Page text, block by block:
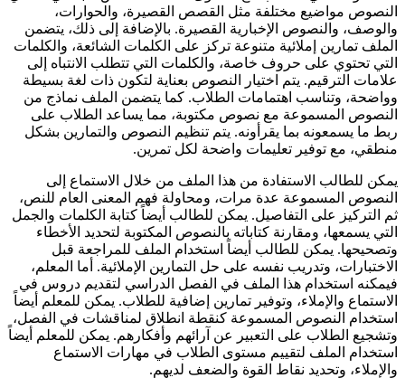
النصوص مواضيع مختلفة مثل القصص القصيرة، والحوارات،
والوصف، والنصوص الإخبارية القصيرة. بالإضافة إلى ذلك، يتضمن
الملف تمارين إملائية متنوعة تركز على الكلمات الشائعة، والكلمات
التي تحتوي على حروف خاصة، والكلمات التي تتطلب الانتباه إلى
علامات الترقيم. يتم اختيار النصوص بعناية لتكون ذات لغة بسيطة
وواضحة، وتناسب اهتمامات الطلاب. كما يتضمن الملف نماذج من
النصوص المسموعة مع نصوص مكتوبة، مما يساعد الطلاب على
ربط ما يسمعونه بما يقرأونه. يتم تنظيم النصوص والتمارين بشكل
منطقي، مع توفير تعليمات واضحة لكل تمرين.
يمكن للطالب الاستفادة من هذا الملف من خلال الاستماع إلى
النصوص المسموعة عدة مرات، ومحاولة فهم المعنى العام للنص،
ثم التركيز على التفاصيل. يمكن للطالب أيضاً كتابة الكلمات والجمل
التي يسمعها، ومقارنة كتاباته بالنصوص المكتوبة لتحديد الأخطاء
وتصحيحها. يمكن للطالب أيضاً استخدام الملف للمراجعة قبل
الاختبارات، وتدريب نفسه على حل التمارين الإملائية. أما المعلم،
فيمكنه استخدام هذا الملف في الفصل الدراسي لتقديم دروس في
الاستماع والإملاء، وتوفير تمارين إضافية للطلاب. يمكن للمعلم أيضاً
استخدام النصوص المسموعة كنقطة انطلاق لمناقشات في الفصل،
وتشجيع الطلاب على التعبير عن آرائهم وأفكارهم. يمكن للمعلم أيضاً
استخدام الملف لتقييم مستوى الطلاب في مهارات الاستماع
والإملاء، وتحديد نقاط القوة والضعف لديهم.